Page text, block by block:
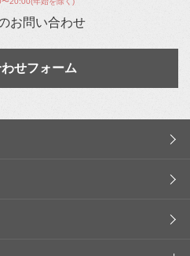
お問い合わせ
せフォーム